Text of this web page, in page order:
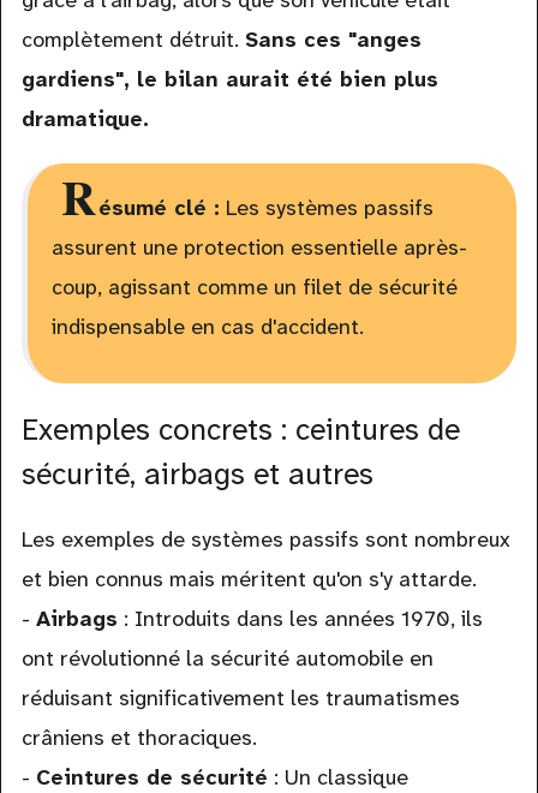
complètement détruit. Sans ces "anges
gardiens", le bilan aurait été bien plus
dramatique.
Résumé clé : Les systèmes passifs
assurent une protection essentielle après-
coup, agissant comme un filet de sécurité
indispensable en cas d'accident.
Exemples concrets : ceintures de
sécurité, airbags et autres
Les exemples de systèmes passifs sont nombreux
et bien connus mais méritent qu'on s'y attarde.
- Airbags : Introduits dans les années 1970, ils
ont révolutionné la sécurité automobile en
réduisant significativement les traumatismes
crâniens et thoraciques.
- Ceintures de sécurité : Un classique